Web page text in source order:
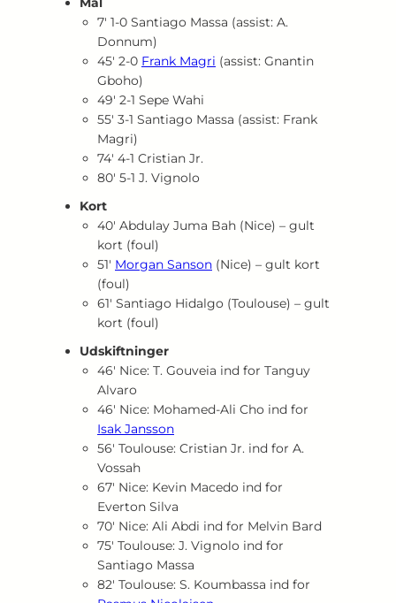
7′ 1‑0 Santiago Massa (assist: A.
Donnum)
45′ 2‑0 Frank Magri (assist: Gnantin
Gboho)
49′ 2‑1 Sepe Wahi
55′ 3‑1 Santiago Massa (assist: Frank
Magri)
74′ 4‑1 Cristian Jr.
80′ 5‑1 J. Vignolo
Kort
40′ Abdulay Juma Bah (Nice) – gult
kort (foul)
51′ Morgan Sanson (Nice) – gult kort
(foul)
61′ Santiago Hidalgo (Toulouse) – gult
kort (foul)
Udskiftninger
46′ Nice: T. Gouveia ind for Tanguy
Alvaro
46′ Nice: Mohamed‑Ali Cho ind for
Isak Jansson
56′ Toulouse: Cristian Jr. ind for A.
Vossah
67′ Nice: Kevin Macedo ind for
Everton Silva
70′ Nice: Ali Abdi ind for Melvin Bard
75′ Toulouse: J. Vignolo ind for
Santiago Massa
82′ Toulouse: S. Koumbassa ind for